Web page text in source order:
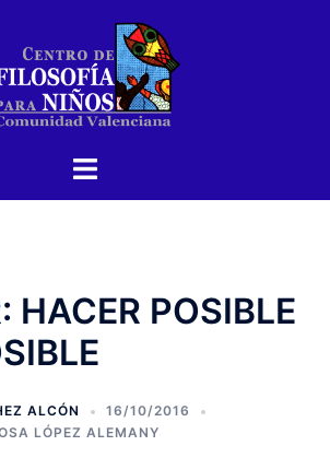
Alternar
HACER POSIBLE
ALCÓN
16/10/2016
LÓPEZ ALEMANY